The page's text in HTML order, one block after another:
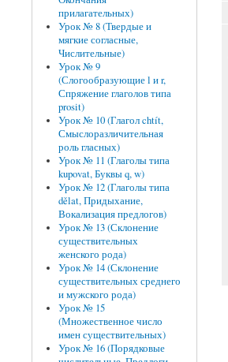
прилагательных)
Урок № 8 (Твердые и
мягкие согласные,
Числительные)
Урок № 9
(Слогообразующие l и r,
Спряжение глаголов типа
prosit)
Урок № 10 (Глагол chtít,
Смыслоразличительная
роль гласных)
Урок № 11 (Глаголы типа
kupovat, Буквы q, w)
Урок № 12 (Глаголы типа
dělat, Придыхание,
Вокализация предлогов)
Урок № 13 (Склонение
существительных
женского рода)
Урок № 14 (Склонение
существительных среднего
и мужского рода)
Урок № 15
(Множественное число
имен существительных)
Урок № 16 (Порядковые